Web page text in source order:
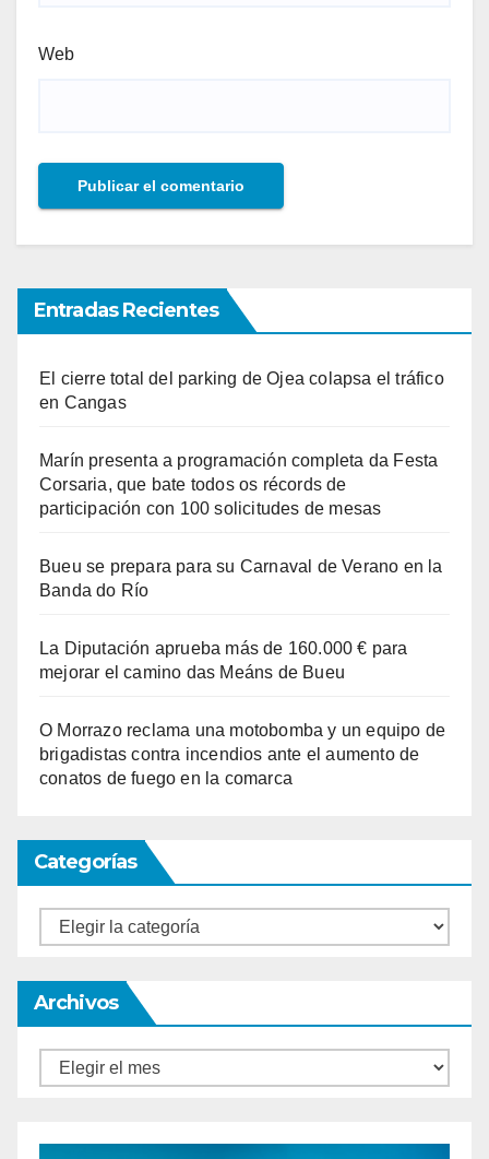
Web
Entradas Recientes
El cierre total del parking de Ojea colapsa el tráfico
en Cangas
Marín presenta a programación completa da Festa
Corsaria, que bate todos os récords de
participación con 100 solicitudes de mesas
Bueu se prepara para su Carnaval de Verano en la
Banda do Río
La Diputación aprueba más de 160.000 € para
mejorar el camino das Meáns de Bueu
O Morrazo reclama una motobomba y un equipo de
brigadistas contra incendios ante el aumento de
conatos de fuego en la comarca
Categorías
Categorías
Archivos
Archivos